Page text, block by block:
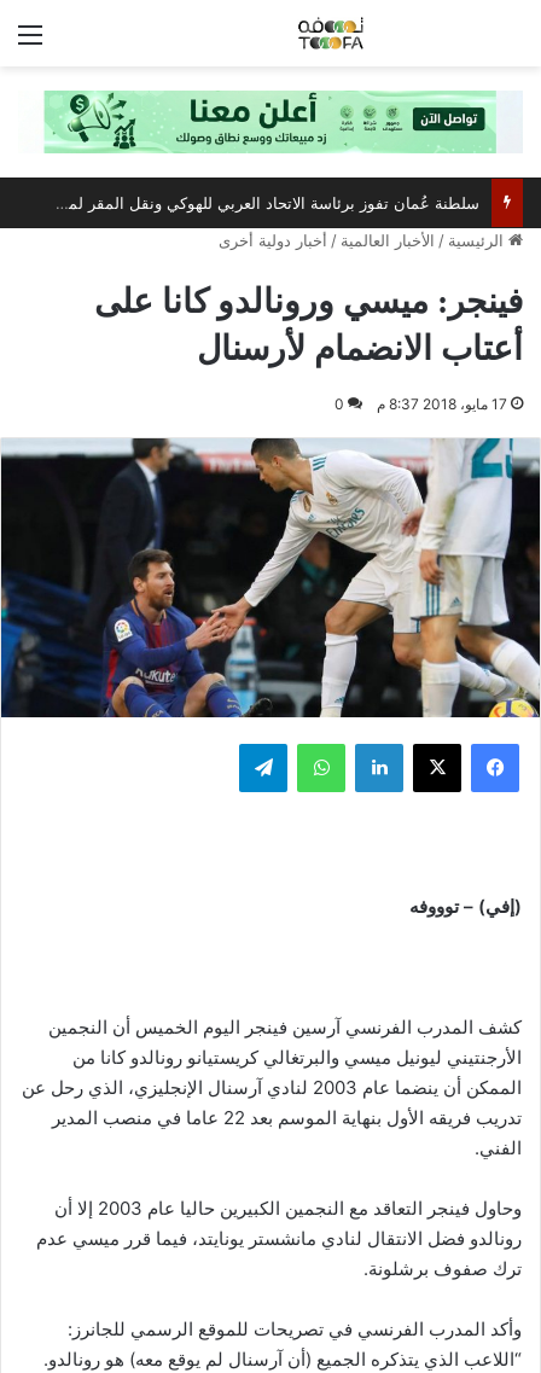
سلطنة عُمان تفوز برئاسة الاتحاد العربي للهوكي ونقل المقر لمسقط
الرئيسية / الأخبار العالمية / أخبار دولية أخرى
فينجر: ميسي ورونالدو كانا على
أعتاب الانضمام لأرسنال
17 مايو، 2018 8:37 م 0
فيسبوك ‫X لينكدإن واتساب تيلقرام
(إفي) – توووفه
كشف المدرب الفرنسي آرسين فينجر اليوم الخميس أن النجمين
الأرجنتيني ليونيل ميسي والبرتغالي كريستيانو رونالدو كانا من
الممكن أن ينضما عام 2003 لنادي آرسنال الإنجليزي، الذي رحل عن
تدريب فريقه الأول بنهاية الموسم بعد 22 عاما في منصب المدير
الفني.
وحاول فينجر التعاقد مع النجمين الكبيرين حاليا عام 2003 إلا أن
رونالدو فضل الانتقال لنادي مانشستر يونايتد، فيما قرر ميسي عدم
ترك صفوف برشلونة.
وأكد المدرب الفرنسي في تصريحات للموقع الرسمي للجانرز:
“اللاعب الذي يتذكره الجميع (أن آرسنال لم يوقع معه) هو رونالدو.